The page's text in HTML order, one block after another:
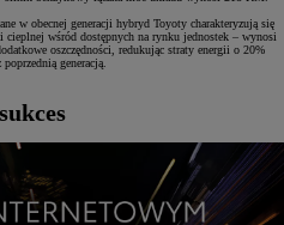
w obecnej generacji hybryd Toyoty charakteryzują się
cieplnej wśród dostępnych na rynku jednostek – wynosi
oszczędności, redukując straty energii o 20%
generacją.